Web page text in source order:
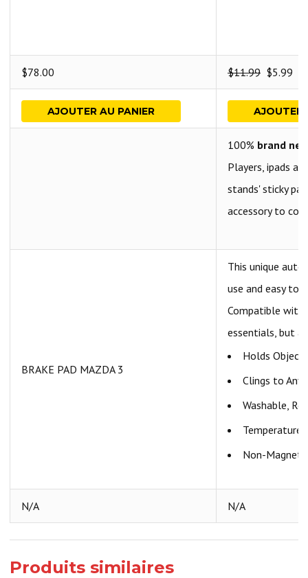
$78.00 $11.99 $5.99
AJOUTER AU PANIER AJOUTER
100% brand
Players, ipads
stands' sticky
accessory to
BRAKE PAD MAZDA 3
This unique
use and easy to
Compatible with
essentials, but
Holds
Clings to Any
Washable,
Temperature
Non-
N/A N/A
Produits similaires